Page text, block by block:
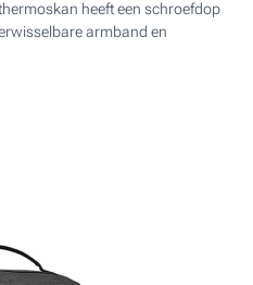
heeft een schroefdop
armband en